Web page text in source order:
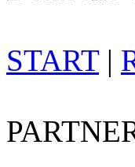
START|